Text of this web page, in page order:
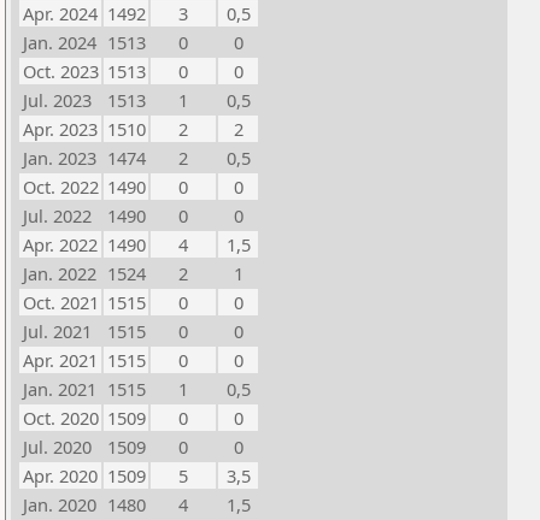
Apr. 2024 1492 3
0,5
Jan. 2024 1513 0
0
Oct. 2023 1513 0
0
Jul. 2023
1513 1
0,5
Apr. 2023 1510 2
2
Jan. 2023 1474 2
0,5
Oct. 2022 1490 0
0
Jul. 2022
1490 0
0
Apr. 2022 1490 4
1,5
Jan. 2022 1524 2
1
Oct. 2021 1515 0
0
Jul. 2021
1515 0
0
Apr. 2021 1515 0
0
Jan. 2021 1515 1
0,5
Oct. 2020 1509 0
0
Jul. 2020
1509 0
0
Apr. 2020 1509 5
3,5
Jan. 2020 1480 4
1,5